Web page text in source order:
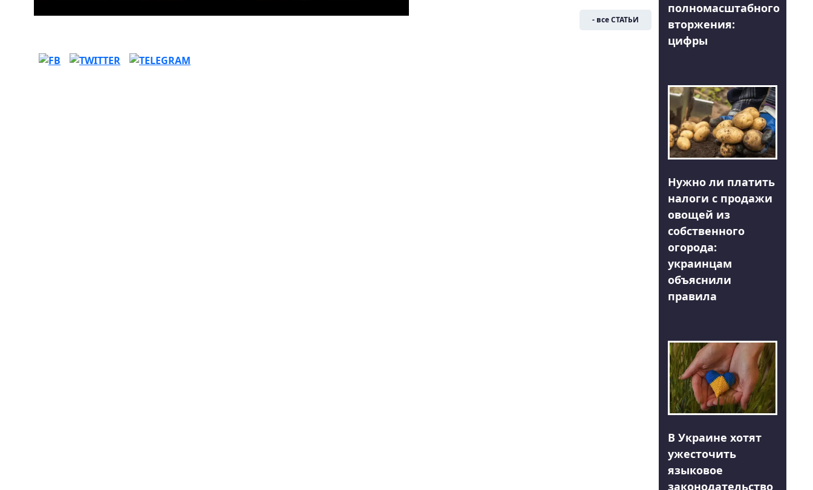
- все СТАТЬИ
полномасштабного
вторжения:
цифры
Нужно ли платить
налоги с продажи
овощей из
собственного
огорода:
украинцам
объяснили
правила
В Украине хотят
ужесточить
языковое
законодательство